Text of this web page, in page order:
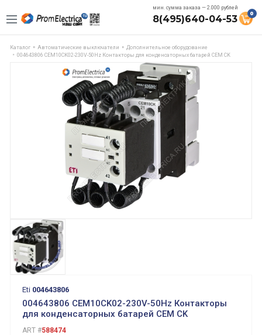
мин. сумма заказа — 2.000 рублей
8(495)640-04-53 0
Каталог Автоматические выключатели
Дополнительное оборудование
004643806 CEM10CK02-230V-50Hz Контакторы для конденсаторных батарей СЕМ CK
Eti 004643806
004643806 CEM10CK02-230V-50Hz Контакторы
для конденсаторных батарей СЕМ CK
ART #588474